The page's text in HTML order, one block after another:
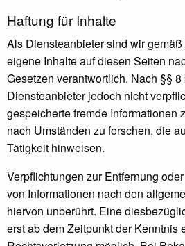
Haftung für Inhalte
Als Diensteanbieter sind wir
eigene Inhalte auf diesen Seiten
Gesetzen verantwortlich. Nach §§
Diensteanbieter jedoch nicht
gespeicherte fremde Informationen
nach Umständen zu forschen, die
Tätigkeit hinweisen.
Verpflichtungen zur Entfernung
von Informationen nach den
hiervon unberührt. Eine
erst ab dem Zeitpunkt der Kenntnis